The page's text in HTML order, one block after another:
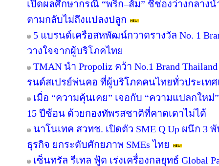
เปิดผลศึกษากรณี “พริก–ส้ม” ชี้ช่องว่างกลาง
ตามกลับไม่ถึงแปลงปลูก
5 แบรนด์เครือสหพัฒน์กวาดรางวัล No. 1
วางใจจากผู้บริโภคไทย
TMAN นำ Propoliz คว้า No.1 Brand
รนด์สเปรย์พ่นคอ ที่ผู้บริโภคคนไทยทั่วประเทศ
เมื่อ “ความคุ้นเคย” เจอกับ “ความแปลกใหม่
15 ปีซ้อน ด้วยกองทัพรสชาติที่คาดเดาไม่ได้
นาโนเทค สวทช. เปิดตัว SME Q Up ผนึก
ธุรกิจ ยกระดับศักยภาพ SMEs ไทย
เซ็นทรัล รีเทล ฟู้ด เร่งเครื่องกลยุทธ์ Global